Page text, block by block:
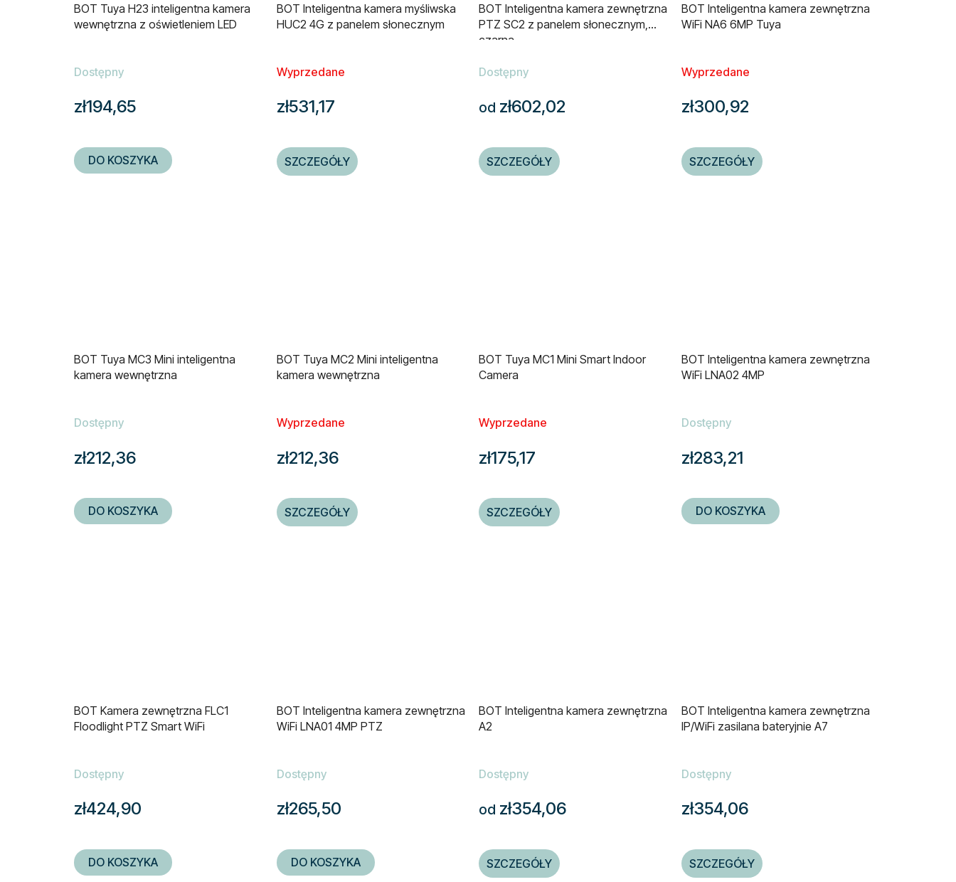
BOT Tuya H23 inteligentna kamera
wewnętrzna z oświetleniem LED
Dostępny
zł194,65
DO KOSZYKA
BOT Inteligentna kamera myśliwska
HUC2 4G z panelem słonecznym
Wyprzedane
zł531,17
SZCZEGÓŁY
BOT Inteligentna kamera zewnętrzna
PTZ SC2 z panelem słonecznym,
czarna
Dostępny
od zł602,02
SZCZEGÓŁY
BOT Inteligentna kamera zewnętrzna
WiFi NA6 6MP Tuya
Wyprzedane
zł300,92
SZCZEGÓŁY
BOT Tuya MC3 Mini inteligentna
kamera wewnętrzna
Dostępny
zł212,36
DO KOSZYKA
BOT Tuya MC2 Mini inteligentna
kamera wewnętrzna
Wyprzedane
zł212,36
SZCZEGÓŁY
BOT Tuya MC1 Mini Smart Indoor
Camera
Wyprzedane
zł175,17
SZCZEGÓŁY
BOT Inteligentna kamera zewnętrzna
WiFi LNA02 4MP
Dostępny
zł283,21
DO KOSZYKA
BOT Kamera zewnętrzna FLC1
Floodlight PTZ Smart WiFi
Dostępny
zł424,90
DO KOSZYKA
BOT Inteligentna kamera zewnętrzna
WiFi LNA01 4MP PTZ
Dostępny
zł265,50
DO KOSZYKA
BOT Inteligentna kamera zewnętrzna
A2
Dostępny
od zł354,06
SZCZEGÓŁY
BOT Inteligentna kamera zewnętrzna
IP/WiFi zasilana bateryjnie A7
Dostępny
zł354,06
SZCZEGÓŁY